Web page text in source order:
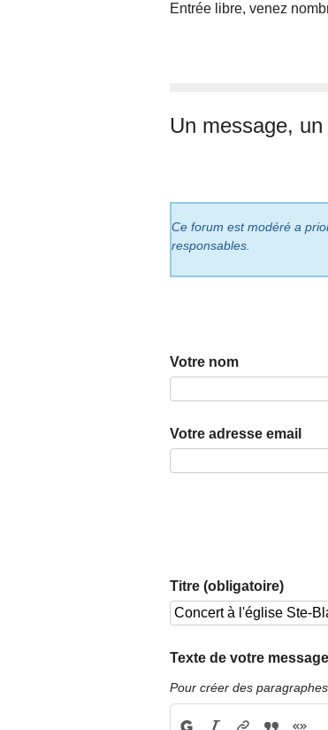
Entrée libre, venez
Un message,
Ce forum est modéré a
responsables.
Votre nom
Votre adresse email
Titre (obligatoire)
Texte de votre
Pour créer des